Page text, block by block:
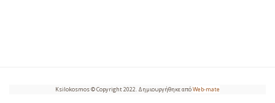
Ksilokosmos © Copyright 2022. Δημιουργήθηκε απόWeb-mate